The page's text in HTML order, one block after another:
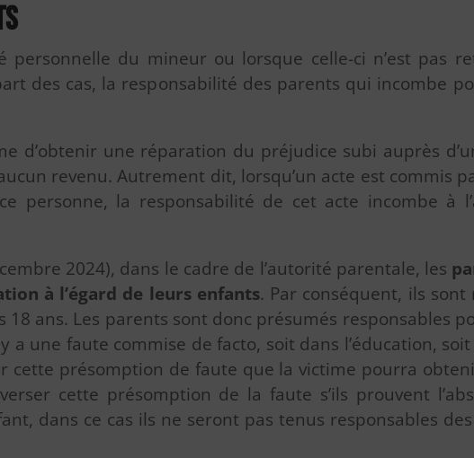
personnelle du mineur ou lorsque celle-ci n’est pas
des cas, la responsabilité des parents qui incombe
d’obtenir une réparation du préjudice subi auprès
revenu. Autrement dit, lorsqu’un acte est commis
personne, la responsabilité de cet acte incombe à
2024), dans le cadre de l’autorité parentale, les
à l’égard de leurs enfants. Par conséquent, ils sont
18 ans. Les parents sont donc présumés responsables
a une faute commise de facto, soit dans l’éducation,
cette présomption de faute que la victime pourra
cette présomption de la faute s’ils prouvent
dans ce cas ils ne seront pas tenus responsables